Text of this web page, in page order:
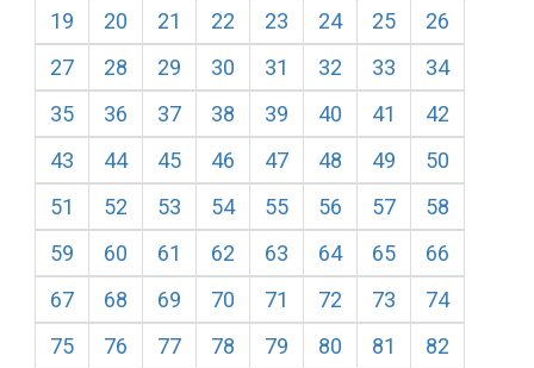
19
20 21 22 23 24 25
26
27
28 29 30 31 32 33
34
35
36 37 38 39 40 41
42
43
44 45 46 47 48 49
50
51
52 53 54 55 56 57
58
59
60 61 62 63 64 65
66
67
68 69 70 71 72 73
74
75
76 77 78 79 80 81
82